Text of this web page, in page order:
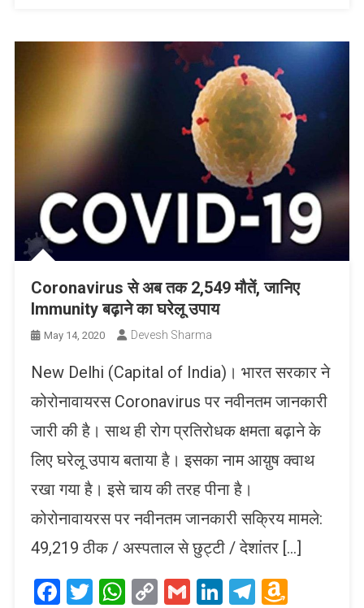
Coronavirus से अब तक 2,549 मौतें, जानिए
Immunity बढ़ाने का घरेलू उपाय
May 14, 2020 Devesh Sharma
New Delhi (Capital of India)। भारत सरकार ने
कोरोनावायरस Coronavirus पर नवीनतम जानकारी
जारी की है। साथ ही रोग प्रतिरोधक क्षमता बढ़ाने के
लिए घरेलू उपाय बताया है। इसका नाम आय़ुष क्वाथ
रखा गया है। इसे चाय की तरह पीना है।
कोरोनावायरस पर नवीनतम जानकारी सक्रिय मामले:
49,219 ठीक / अस्पताल से छुट्टी / देशांतर […]
Facebook
Twitter
WhatsApp
CopyGmailLinkedIn
Telegram